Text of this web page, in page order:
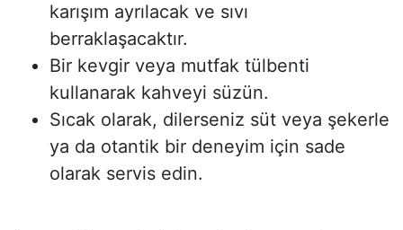
karışım ayrılacak ve sıvı
berraklaşacaktır.
Bir kevgir veya mutfak tülbenti
kullanarak kahveyi süzün.
Sıcak olarak, dilerseniz süt veya şekerle
ya da otantik bir deneyim için sade
olarak servis edin.